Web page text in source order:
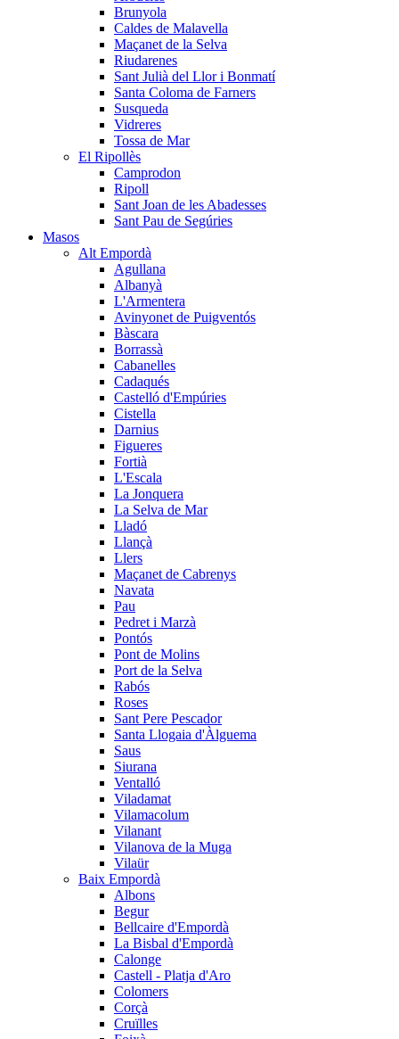
Brunyola
Caldes de Malavella
Maçanet de la Selva
Riudarenes
Sant Julià del Llor i Bonmatí
Santa Coloma de Farners
Susqueda
Vidreres
Tossa de Mar
El Ripollès
Camprodon
Ripoll
Sant Joan de les Abadesses
Sant Pau de Segúries
Masos
Alt Empordà
Agullana
Albanyà
L'Armentera
Avinyonet de Puigventós
Bàscara
Borrassà
Cabanelles
Cadaqués
Castelló d'Empúries
Cistella
Darnius
Figueres
Fortià
L'Escala
La Jonquera
La Selva de Mar
Lladó
Llançà
Llers
Maçanet de Cabrenys
Navata
Pau
Pedret i Marzà
Pontós
Pont de Molins
Port de la Selva
Rabós
Roses
Sant Pere Pescador
Santa Llogaia d'Àlguema
Saus
Siurana
Ventalló
Viladamat
Vilamacolum
Vilanant
Vilanova de la Muga
Vilaür
Baix Empordà
Albons
Begur
Bellcaire d'Empordà
La Bisbal d'Empordà
Calonge
Castell - Platja d'Aro
Colomers
Corçà
Cruïlles